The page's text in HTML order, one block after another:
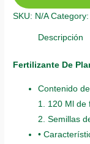
Lluvia
De
SKU: N/A
Descripción
Fertilizante De
Contenido
1. 120 Ml de
2. Semillas
•